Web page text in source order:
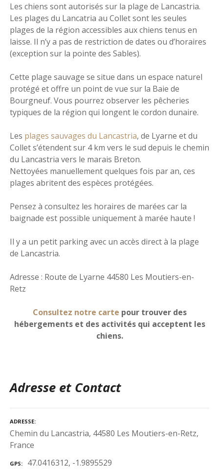
Les chiens sont autorisés sur la plage de Lancastria.
Les plages du Lancatria au Collet sont les seules
plages de la région accessibles aux chiens tenus en
laisse. Il n’y a pas de restriction de dates ou d’horaires
(exception sur la pointe des Sables).
Cette plage sauvage se situe dans un espace naturel
protégé et offre un point de vue sur la Baie de
Bourgneuf. Vous pourrez observer les pêcheries
typiques de la région qui longent le cordon dunaire.
Les plages sauvages du Lancastria, de Lyarne et du
Collet s’étendent sur 4 km vers le sud depuis le chemin
du Lancastria vers le marais Breton.
Nettoyées manuellement quelques fois par an, ces
plages abritent des espèces protégées.
Pensez à consultez les horaires de marées car la
baignade est possible uniquement à marée haute !
Il y a un petit parking avec un accès direct à la plage
de Lancastria.
Adresse : Route de Lyarne 44580 Les Moutiers-en-
Retz
Consultez notre carte pour trouver des
hébergements et des activités qui acceptent les
chiens.
Adresse et Contact
ADRESSE
Chemin du Lancastria, 44580 Les Moutiers-en-Retz,
France
GPS 47.0416312, -1.9895529